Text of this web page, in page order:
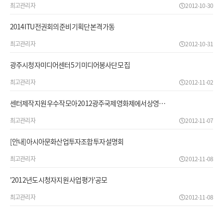
최고관리자 2012-10-30
2014 ITU 전권회의 준비기획단 본격 가동
최고관리자 2012-10-31
광주시청자미디어센터 5기 미디어봉사단 모집
최고관리자 2012-11-02
센터제작지원 우수작 모아 2012광주국제영화제에서 상영…
최고관리자 2012-11-07
[안내]아시아문화산업투자조합 투자설명회
최고관리자 2012-11-08
'2012년도 시청자지원 사업 평가'공모
최고관리자 2012-11-08